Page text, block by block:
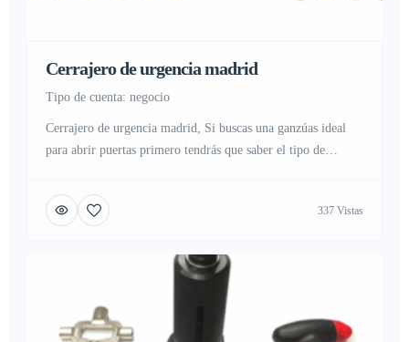
Cerrajero de urgencia madrid
tipo de cuenta: negocio
Cerrajero de urgencia madrid, Si buscas una ganzúas ideal
para abrir puertas primero tendrás que saber el tipo de
elegir tu ganzúa ideal, no existe una llave mágica
simplemente la pericia y la habilidad de utilizar tu ganzúa337 Vistas